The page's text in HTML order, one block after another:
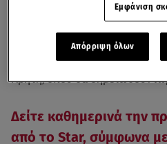
αρχικά με λίγες νεφώσεις,
πρωινές ώρες στα
υπόλοιπα ανατολικά και
Σποράδες, την Εύβοια και από
Κρήτη, όπου θα σημειωθούν
Δείτε καθημερινά την
από το Star, σύμφωνα με
Εμφάνιση
Απόρριψη όλων